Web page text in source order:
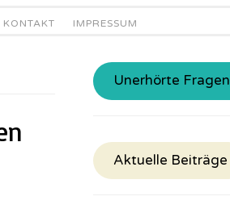
KONTAKT IMPRESSUM
Unerhörte Fragen
Aktuelle Beiträge